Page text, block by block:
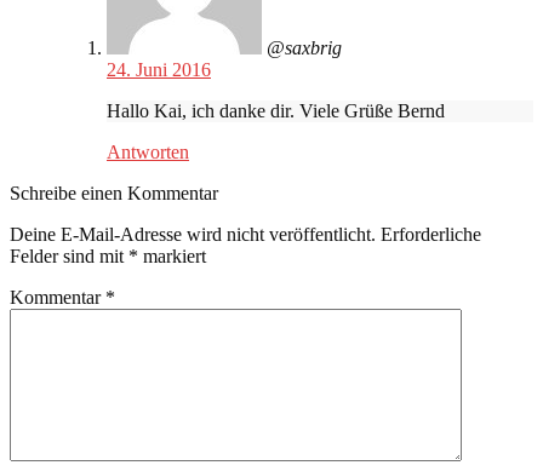
@saxbrig
24. Juni 2016
Hallo Kai, ich danke dir. Viele Grüße Bernd
Antworten
Schreibe einen Kommentar
Deine E-Mail-Adresse wird nicht veröffentlicht. Erforderliche
Felder sind mit * markiert
Kommentar *